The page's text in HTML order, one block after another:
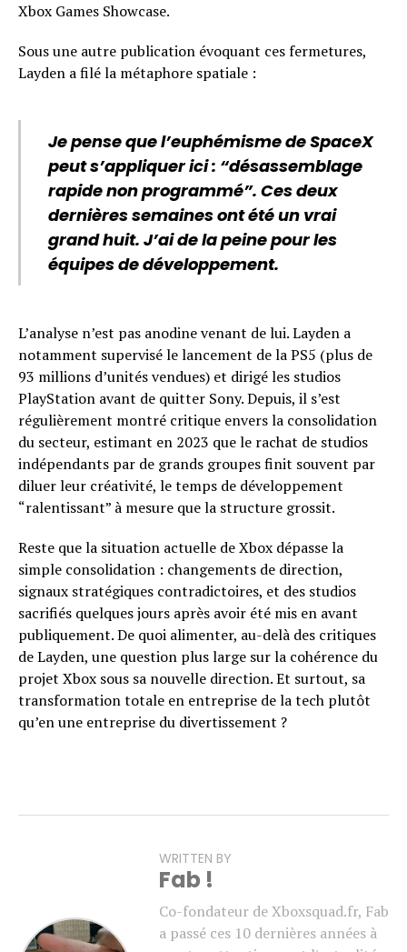
Xbox Games Showcase.
Sous une autre publication évoquant ces fermetures,
Layden a filé la métaphore spatiale :
Je pense que l’euphémisme de SpaceX
peut s’appliquer ici : “désassemblage
rapide non programmé”. Ces deux
dernières semaines ont été un vrai
grand huit. J’ai de la peine pour les
équipes de développement.
L’analyse n’est pas anodine venant de lui. Layden a
notamment supervisé le lancement de la PS5 (plus de
93 millions d’unités vendues) et dirigé les studios
PlayStation avant de quitter Sony. Depuis, il s’est
régulièrement montré critique envers la consolidation
du secteur, estimant en 2023 que le rachat de studios
indépendants par de grands groupes finit souvent par
diluer leur créativité, le temps de développement
“ralentissant” à mesure que la structure grossit.
Reste que la situation actuelle de Xbox dépasse la
simple consolidation : changements de direction,
signaux stratégiques contradictoires, et des studios
sacrifiés quelques jours après avoir été mis en avant
publiquement. De quoi alimenter, au-delà des critiques
de Layden, une question plus large sur la cohérence du
projet Xbox sous sa nouvelle direction. Et surtout, sa
transformation totale en entreprise de la tech plutôt
qu’en une entreprise du divertissement ?
WRITTEN BY
Fab !
Co-fondateur de Xboxsquad.fr, Fab
a passé ces 10 dernières années à